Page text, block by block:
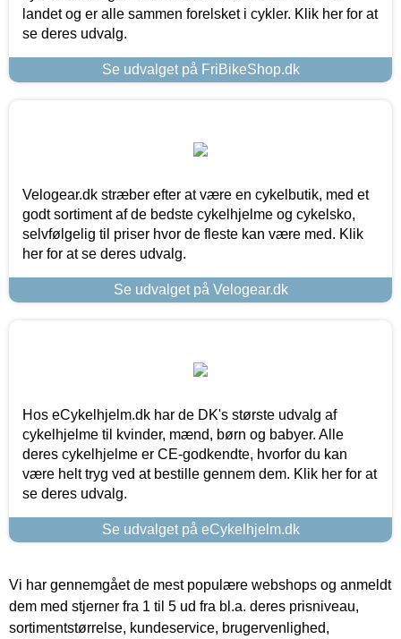
landet og er alle sammen forelsket i cykler. Klik her for at
se deres udvalg.
Se udvalget på FriBikeShop.dk
Velogear.dk stræber efter at være en cykelbutik, med et
godt sortiment af de bedste cykelhjelme og cykelsko,
selvfølgelig til priser hvor de fleste kan være med. Klik
her for at se deres udvalg.
Se udvalget på Velogear.dk
Hos eCykelhjelm.dk har de DK's største udvalg af
cykelhjelme til kvinder, mænd, børn og babyer. Alle
deres cykelhjelme er CE-godkendte, hvorfor du kan
være helt tryg ved at bestille gennem dem. Klik her for at
se deres udvalg.
Se udvalget på eCykelhjelm.dk
Vi har gennemgået de mest populære webshops og anmeldt
dem med stjerner fra 1 til 5 ud fra bl.a. deres prisniveau,
sortimentstørrelse, kundeservice, brugervenlighed,